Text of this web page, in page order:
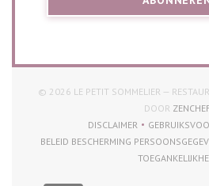
© 2026 LE PETIT SOMMELIER —
DOOR
DISCLAIMER
((OPENT IN EEN
BELEID BESCHERMING
((OPENT IN EEN